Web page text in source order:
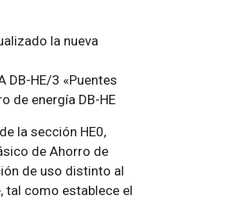
la nueva
DB-HE/3 «Puentes
de energía DB-HE
la sección HE0,
de Ahorro de
de uso distinto al
tal como establece el